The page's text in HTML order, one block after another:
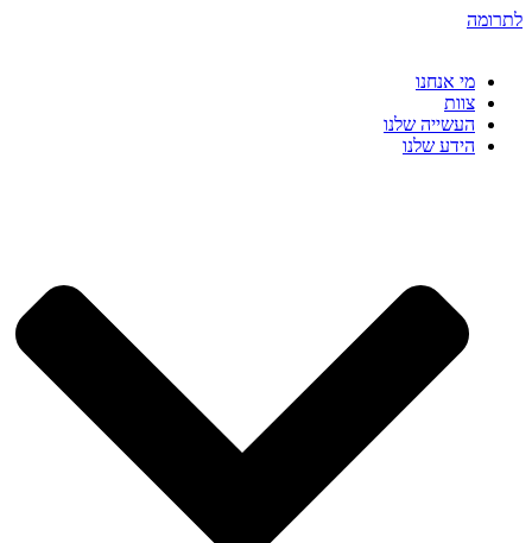
לתרומהדלג
מי אנחנו
צוות
העשייה שלנו
הידע שלנו